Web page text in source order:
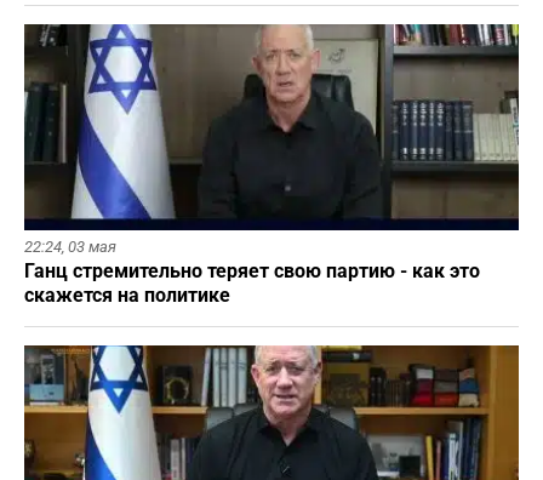
22:24, 03 мая
Ганц стремительно теряет свою партию - как это
скажется на политике